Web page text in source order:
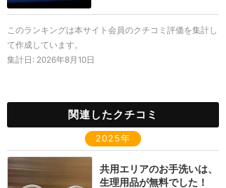
このランキングは本サイト会員のクチコミ評価を集計し
て作成しています。
集計日: 2026年8月10日
関連したクチコミ
2025年
共用エリアのお手洗いは、
生理用品が無料でした！